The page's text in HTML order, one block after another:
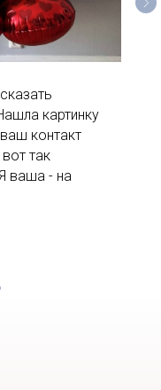
картинку
контакт
так
ваша - на